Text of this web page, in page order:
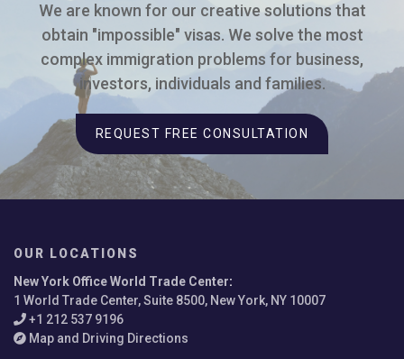
We are known for our creative solutions that
obtain "impossible" visas. We solve the most
complex immigration problems for business,
investors, individuals and families.
REQUEST FREE CONSULTATION
OUR LOCATIONS
New York Office World Trade Center:
1 World Trade Center, Suite 8500, New York, NY 10007
+1 212 537 9196
Map and Driving Directions